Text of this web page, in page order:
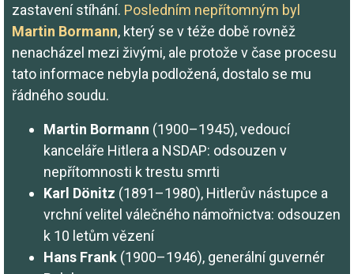
zastavení stíhání. Posledním nepřítomným byl
Martin Bormann, který se v téže době rovněž
nenacházel mezi živými, ale protože v čase procesu
tato informace nebyla podložená, dostalo se mu
řádného soudu.
Martin Bormann (1900–1945), vedoucí
kanceláře Hitlera a NSDAP: odsouzen v
nepřítomnosti k trestu smrti
Karl Dönitz (1891–1980), Hitlerův nástupce a
vrchní velitel válečného námořnictva: odsouzen
k 10 letům vězení
Hans Frank (1900–1946), generální guvernér